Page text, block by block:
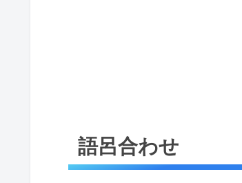
語呂合わせ